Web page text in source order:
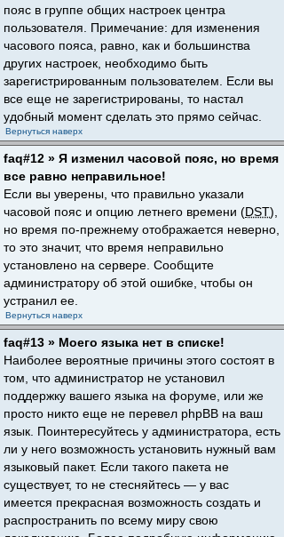
пояс в группе общих настроек центра
пользователя. Примечание: для изменения
часового пояса, равно, как и большинства
других настроек, необходимо быть
зарегистрированным пользователем. Если вы
все еще не зарегистрированы, то настал
удобный момент сделать это прямо сейчас.
Вернуться наверх
faq#12 » Я изменил часовой пояс, но время
все равно неправильное!
Если вы уверены, что правильно указали
часовой пояс и опцию летнего времени (DST),
но время по-прежнему отображается неверно,
то это значит, что время неправильно
установлено на сервере. Сообщите
администратору об этой ошибке, чтобы он
устранил ее.
Вернуться наверх
faq#13 » Моего языка нет в списке!
Наиболее вероятные причины этого состоят в
том, что администратор не установил
поддержку вашего языка на форуме, или же
просто никто еще не перевел phpBB на ваш
язык. Поинтересуйтесь у администратора, есть
ли у него возможность установить нужный вам
языковый пакет. Если такого пакета не
существует, то не стесняйтесь — у вас
имеется прекрасная возможность создать и
распространить по всему миру свою